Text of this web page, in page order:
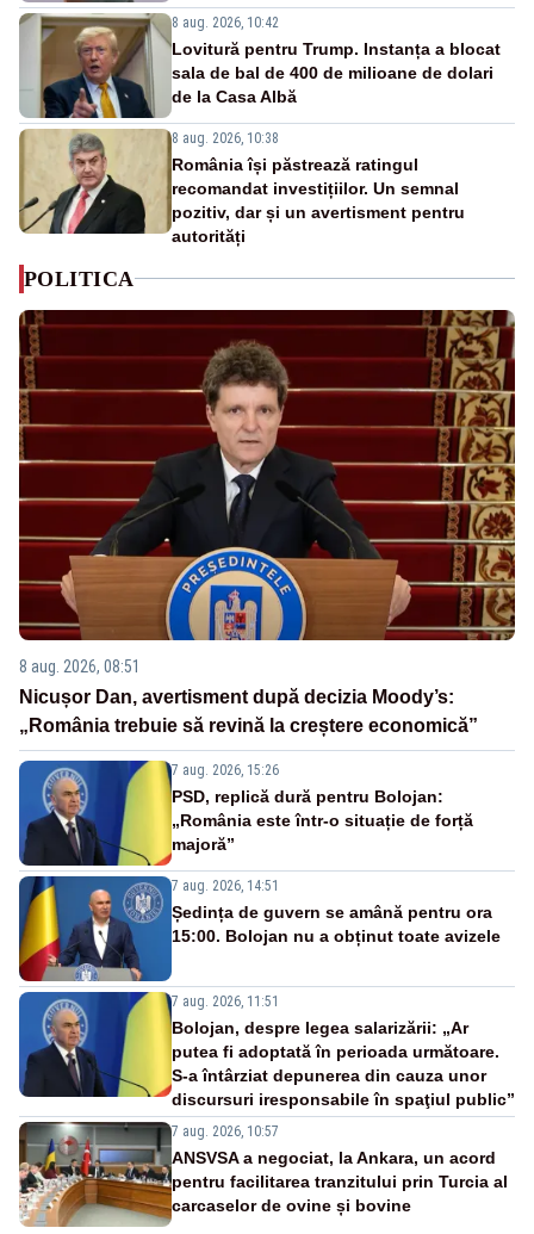
8 aug. 2026, 10:42
Lovitură pentru Trump. Instanța a blocat
sala de bal de 400 de milioane de dolari
de la Casa Albă
8 aug. 2026, 10:38
România își păstrează ratingul
recomandat investițiilor. Un semnal
pozitiv, dar și un avertisment pentru
autorități
POLITICA
8 aug. 2026, 08:51
Nicușor Dan, avertisment după decizia Moody’s:
„România trebuie să revină la creștere economică”
7 aug. 2026, 15:26
PSD, replică dură pentru Bolojan:
„România este într-o situație de forță
majoră”
7 aug. 2026, 14:51
Ședința de guvern se amână pentru ora
15:00. Bolojan nu a obținut toate avizele
7 aug. 2026, 11:51
Bolojan, despre legea salarizării: „Ar
putea fi adoptată în perioada următoare.
S-a întârziat depunerea din cauza unor
discursuri iresponsabile în spaţiul public”
7 aug. 2026, 10:57
ANSVSA a negociat, la Ankara, un acord
pentru facilitarea tranzitului prin Turcia al
carcaselor de ovine și bovine